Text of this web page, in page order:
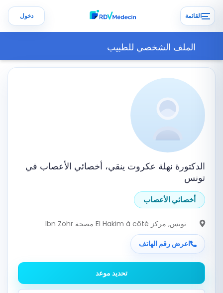
القائمة دخول
الملف الشخصي للطبيب
الدكتورة نهلة عكروت ينقي، أخصائي الأعصاب في
تونس
أخصائي الأعصاب
تونس, مركز El Hakim à côté مصحة Ibn Zohr
اعرض رقم الهاتف
تحديد موعد